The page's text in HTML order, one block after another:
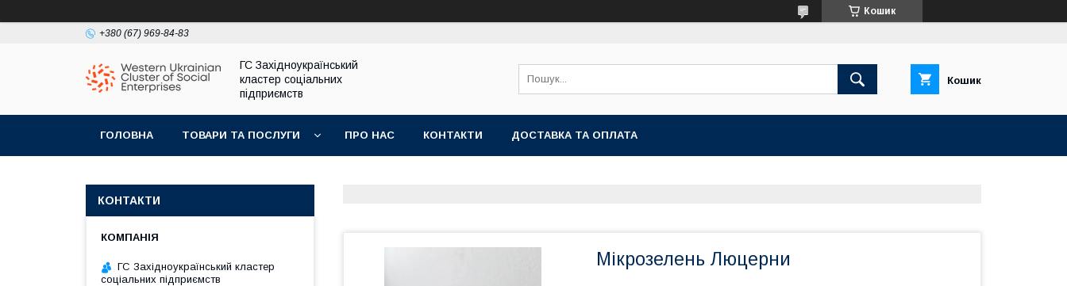
Кошик
+380 (67) 969-84-83
ГС Західноукраїнський
кластер соціальних
підприємств
Кошик
ГОЛОВНА ТОВАРИ ТА ПОСЛУГИ ПРО НАС КОНТАКТИ ДОСТАВКА ТА ОПЛАТА
Мікрозелень Люцерни
КОНТАКТИ
ГС Західноукраїнський кластер
соціальних підприємств